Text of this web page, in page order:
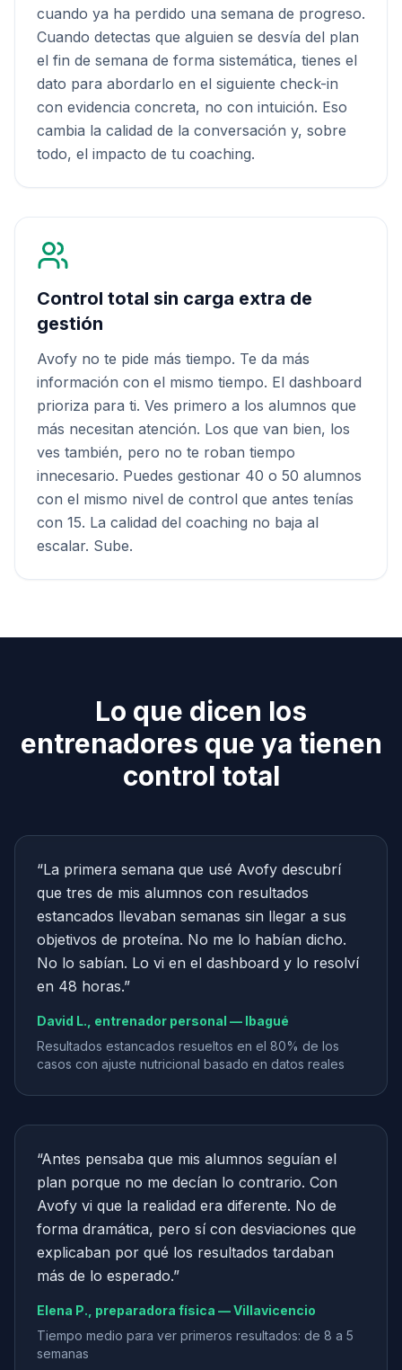
cuando ya ha perdido una semana de progreso.
Cuando detectas que alguien se desvía del plan
el fin de semana de forma sistemática, tienes el
dato para abordarlo en el siguiente check-in
con evidencia concreta, no con intuición. Eso
cambia la calidad de la conversación y, sobre
todo, el impacto de tu coaching.
Control total sin carga extra de
gestión
Avofy no te pide más tiempo. Te da más
información con el mismo tiempo. El dashboard
prioriza para ti. Ves primero a los alumnos que
más necesitan atención. Los que van bien, los
ves también, pero no te roban tiempo
innecesario. Puedes gestionar 40 o 50 alumnos
con el mismo nivel de control que antes tenías
con 15. La calidad del coaching no baja al
escalar. Sube.
Lo que dicen los
entrenadores que ya tienen
control total
“La primera semana que usé Avofy descubrí
que tres de mis alumnos con resultados
estancados llevaban semanas sin llegar a sus
objetivos de proteína. No me lo habían dicho.
No lo sabían. Lo vi en el dashboard y lo resolví
en 48 horas.”
David L., entrenador personal — Ibagué
Resultados estancados resueltos en el 80% de los
casos con ajuste nutricional basado en datos reales
“Antes pensaba que mis alumnos seguían el
plan porque no me decían lo contrario. Con
Avofy vi que la realidad era diferente. No de
forma dramática, pero sí con desviaciones que
explicaban por qué los resultados tardaban
más de lo esperado.”
Elena P., preparadora física — Villavicencio
Tiempo medio para ver primeros resultados: de 8 a 5
semanas